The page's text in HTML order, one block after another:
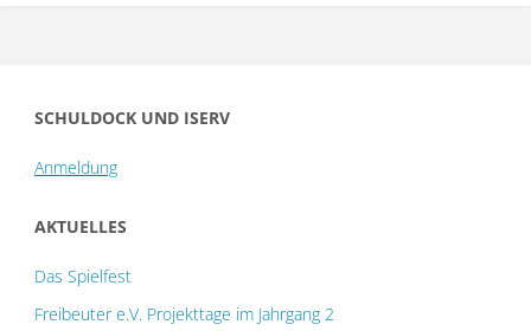
SCHULDOCK UND ISERV
Anmeldung
AKTUELLES
Das Spielfest
Freibeuter e.V. Projekttage im Jahrgang 2